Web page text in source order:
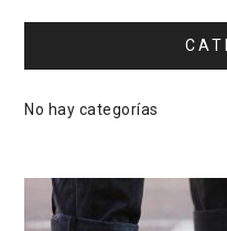
No hay categorías